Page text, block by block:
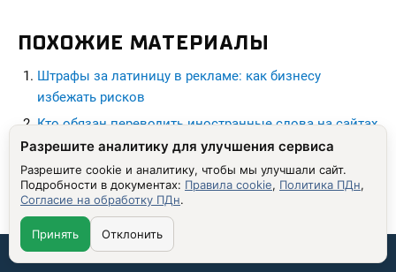
ПОХОЖИЕ МАТЕРИАЛЫ
Штрафы за латиницу в рекламе: как бизнесу
избежать рисков
Кто обязан переводить иностранные слова на сайтах
по новому закону
Штрафы до 500 000 рублей за иностранные слова в
рекламе
Штрафы и исключения: как бизнесу адаптироваться
к закону о языке
seohead.pro
Связаться со мной:
Разрешите аналитику для улучшения сервиса
Разрешите cookie и аналитику, чтобы мы улучшали сайт.
Подробности в документах: Правила cookie, Политика ПДн,
Согласие на обработку ПДн.
Принять Отклонить